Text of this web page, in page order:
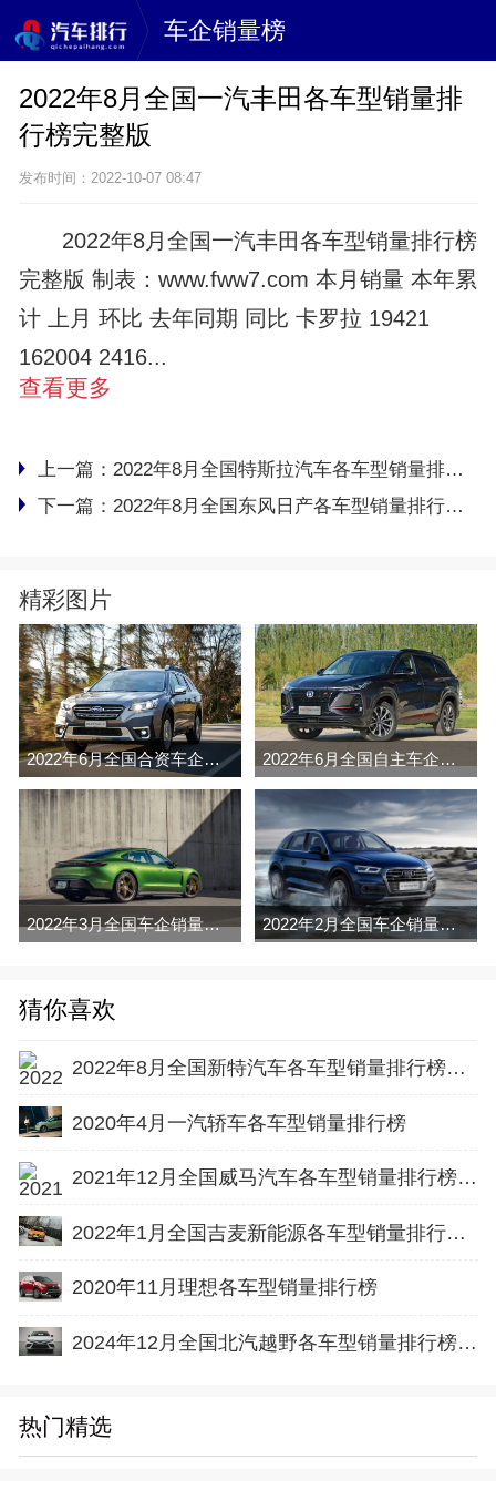
车企销量榜
2022年8月全国一汽丰田各车型销量排
行榜完整版
发布时间：2022-10-07 08:47
2022年8月全国一汽丰田各车型销量排行榜
完整版 制表：www.fww7.com 本月销量 本年累
计 上月 环比 去年同期 同比 卡罗拉 19421
162004 2416...
查看更多
上一篇： 2022年8月全国特斯拉汽车各车型销量排行榜完整版
下一篇： 2022年8月全国东风日产各车型销量排行榜完整版
精彩图片
2022年6月全国合资车企销量排行榜完整版 2022年6月全国自主车企销量排行榜完整版
2022年3月全国车企销量排行榜完整版 2022年2月全国车企销量排行榜完整版
猜你喜欢
2022年8月全国新特汽车各车型销量排行榜完整版
2020年4月一汽轿车各车型销量排行榜
2021年12月全国威马汽车各车型销量排行榜完整版
2022年1月全国吉麦新能源各车型销量排行榜完整版
2020年11月理想各车型销量排行榜
2024年12月全国北汽越野各车型销量排行榜完整版
热门精选